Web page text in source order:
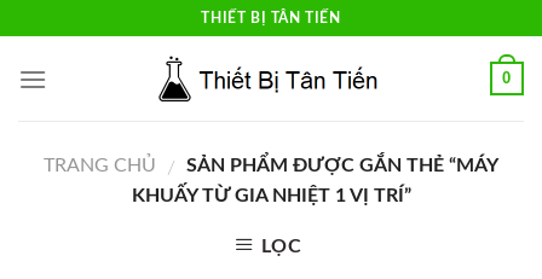
content
THIẾT BỊ TÂN TIẾN
0
TRANG CHỦ /
SẢN PHẨM ĐƯỢC GẮN THẺ “MÁY
KHUẤY TỪ GIA NHIỆT 1 VỊ TRÍ”
LỌC